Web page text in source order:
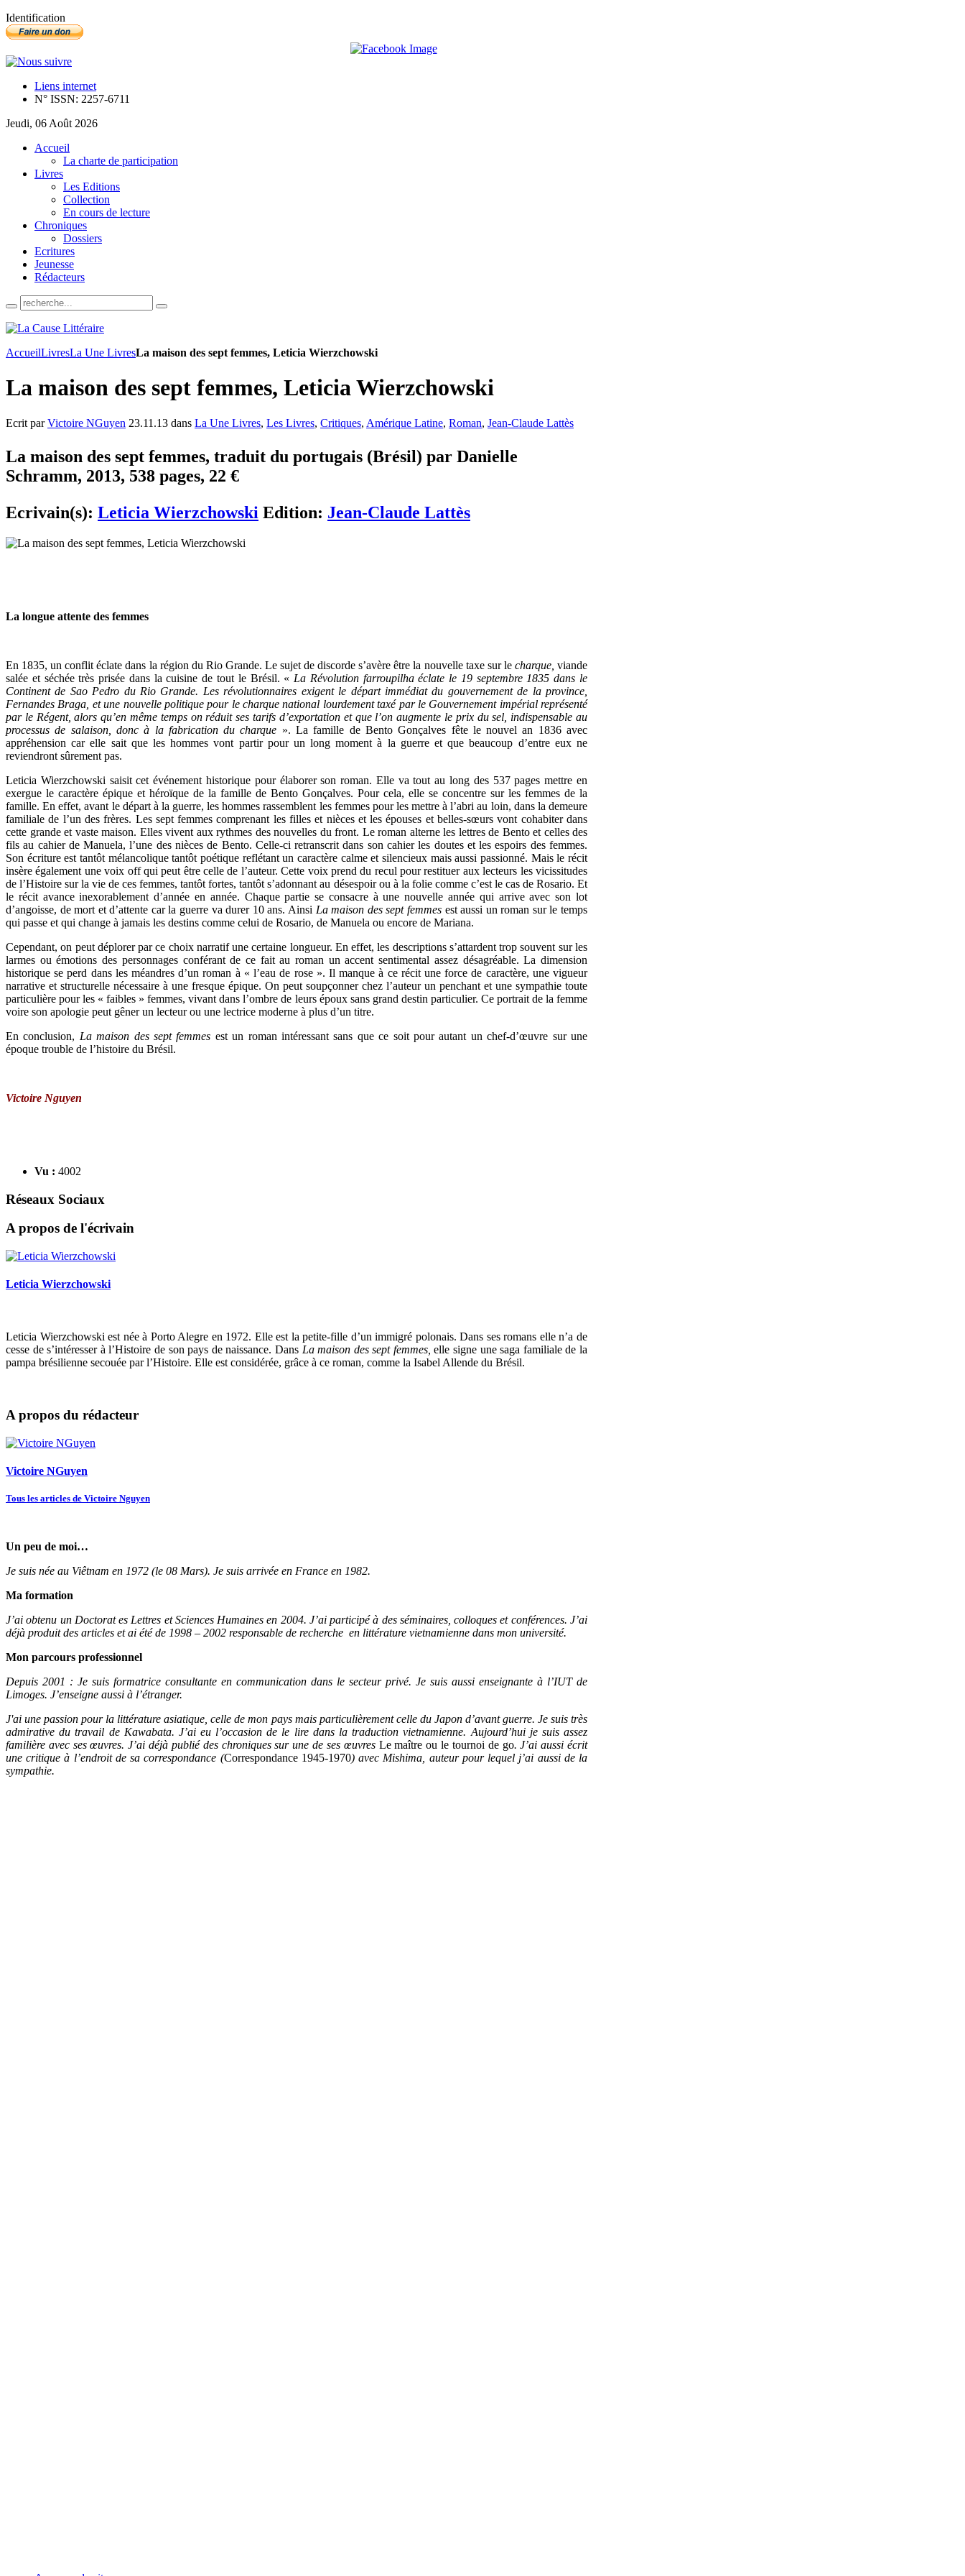
Identification
Liens internet
N° ISSN: 2257-6711
Jeudi, 06 Août 2026
Accueil
La charte de participation
Livres
Les Editions
Collection
En cours de lecture
Chroniques
Dossiers
Ecritures
Jeunesse
Rédacteurs
AccueilLivresLa Une LivresLa maison des sept femmes, Leticia Wierzchowski
La maison des sept femmes, Leticia Wierzchowski
Ecrit parVictoire NGuyen 23.11.13 dans La Une Livres, Les Livres, Critiques, Amérique Latine, Roman, Jean-Claude Lattès
La maison des sept femmes, traduit du portugais (Brésil) par Danielle
Schramm, 2013, 538 pages, 22 €
Ecrivain(s): Leticia Wierzchowski Edition: Jean-Claude Lattès
La longue attente des femmes
En 1835, un conflit éclate dans la région du Rio Grande. Le sujet de discorde s’avère être la nouvelle taxe sur le charque,viande
salée et séchée très prisée dans la cuisine de tout le Brésil. « La Révolution farroupilha éclate le 19 septembre 1835 dans le
Continent de Sao Pedro du Rio Grande. Les révolutionnaires exigent le départ immédiat du gouvernement de la province,
Fernandes Braga, et une nouvelle politique pour le charque national lourdement taxé par le Gouvernement impérial représenté
par le Régent, alors qu’en même temps on réduit ses tarifs d’exportation et que l’on augmente le prix du sel, indispensable au
processus de salaison, donc à la fabrication du charque ». La famille de Bento Gonçalves fête le nouvel an 1836 avec
appréhension car elle sait que les hommes vont partir pour un long moment à la guerre et que beaucoup d’entre eux ne
reviendront sûrement pas.
Leticia Wierzchowski saisit cet événement historique pour élaborer son roman. Elle va tout au long des 537 pages mettre en
exergue le caractère épique et héroïque de la famille de Bento Gonçalves. Pour cela, elle se concentre sur les femmes de la
famille. En effet, avant le départ à la guerre, les hommes rassemblent les femmes pour les mettre à l’abri au loin, dans la demeure
familiale de l’un des frères. Les sept femmes comprenant les filles et nièces et les épouses et belles-sœurs vont cohabiter dans
cette grande et vaste maison. Elles vivent aux rythmes des nouvelles du front. Le roman alterne les lettres de Bento et celles des
fils au cahier de Manuela, l’une des nièces de Bento. Celle-ci retranscrit dans son cahier les doutes et les espoirs des femmes.
Son écriture est tantôt mélancolique tantôt poétique reflétant un caractère calme et silencieux mais aussi passionné. Mais le récit
insère également une voix off qui peut être celle de l’auteur. Cette voix prend du recul pour restituer aux lecteurs les vicissitudes
de l’Histoire sur la vie de ces femmes, tantôt fortes, tantôt s’adonnant au désespoir ou à la folie comme c’est le cas de Rosario. Et
le récit avance inexorablement d’année en année. Chaque partie se consacre à une nouvelle année qui arrive avec son lot
d’angoisse, de mort et d’attente car la guerre va durer 10 ans. Ainsi La maison des sept femmes est aussi un roman sur le temps
qui passe et qui change à jamais les destins comme celui de Rosario, de Manuela ou encore de Mariana.
Cependant, on peut déplorer par ce choix narratif une certaine longueur. En effet, les descriptions s’attardent trop souvent sur les
larmes ou émotions des personnages conférant de ce fait au roman un accent sentimental assez désagréable. La dimension
historique se perd dans les méandres d’un roman à « l’eau de rose ». Il manque à ce récit une force de caractère, une vigueur
narrative et structurelle nécessaire à une fresque épique. On peut soupçonner chez l’auteur un penchant et une sympathie toute
particulière pour les « faibles » femmes, vivant dans l’ombre de leurs époux sans grand destin particulier. Ce portrait de la femme
voire son apologie peut gêner un lecteur ou une lectrice moderne à plus d’un titre.
En conclusion, La maison des sept femmes est un roman intéressant sans que ce soit pour autant un chef-d’œuvre sur une
époque trouble de l’histoire du Brésil.
Victoire Nguyen
Vu : 4002
Réseaux Sociaux
A propos de l'écrivain
Leticia Wierzchowski
Leticia Wierzchowski est née à Porto Alegre en 1972. Elle est la petite-fille d’un immigré polonais. Dans ses romans elle n’a de
cesse de s’intéresser à l’Histoire de son pays de naissance. Dans La maison des sept femmes, elle signe une saga familiale de la
pampa brésilienne secouée par l’Histoire. Elle est considérée, grâce à ce roman, comme la Isabel Allende du Brésil.
A propos du rédacteur
Victoire NGuyen
Tous les articles de Victoire Nguyen
Un peu de moi…
Je suis née au Viêtnam en 1972 (le 08 Mars). Je suis arrivée en France en 1982.
Ma formation
J’ai obtenu un Doctorat es Lettres et Sciences Humaines en 2004. J’ai participé à des séminaires, colloques et conférences. J’ai
déjà produit des articles et ai été de 1998 – 2002 responsable de recherche en littérature vietnamienne dans mon université.
Mon parcours professionnel
Depuis 2001 : Je suis formatrice consultante en communication dans le secteur privé. Je suis aussi enseignante à l’IUT de
Limoges. J’enseigne aussi à l’étranger.
J'ai unepassion pour la littérature asiatique, celle de mon pays mais particulièrement celle du Japon d’avant guerre. Je suis très
admirative du travail de Kawabata. J’ai eu l’occasion de le lire dans la traduction vietnamienne. Aujourd’hui je suis assez
familière avec ses œuvres. J’ai déjà publié des chroniques sur une de ses œuvres Le maître ou le tournoi de go. J’ai aussi écrit
une critique à l’endroit de sa correspondance (Correspondance 1945-1970) avec Mishima, auteur pour lequel j’ai aussi de la
sympathie.